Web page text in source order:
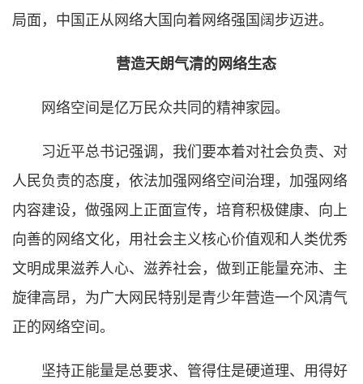
局面，中国正从网络大国向着网络强国阔步迈进。
营造天朗气清的网络生态
网络空间是亿万民众共同的精神家园。
习近平总书记强调，我们要本着对社会负责、对
人民负责的态度，依法加强网络空间治理，加强网络
内容建设，做强网上正面宣传，培育积极健康、向上
向善的网络文化，用社会主义核心价值观和人类优秀
文明成果滋养人心、滋养社会，做到正能量充沛、主
旋律高昂，为广大网民特别是青少年营造一个风清气
正的网络空间。
坚持正能量是总要求、管得住是硬道理、用得好